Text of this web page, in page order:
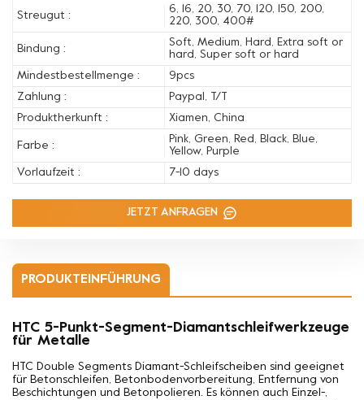
Streugut :
6, 16, 20, 30, 70, 120, 150, 200,
220, 300, 400#
Bindung :
Soft, Medium, Hard, Extra soft or
hard, Super soft or hard
Mindestbestellmenge :
9pcs
Zahlung :
Paypal, T/T
Produktherkunft :
Xiamen, China
Farbe :
Pink, Green, Red, Black, Blue,
Yellow, Purple
Vorlaufzeit :
7-10 days
JETZT ANFRAGEN
PRODUKTEINFÜHRUNG
HTC 5-Punkt-Segment-Diamantschleifwerkzeuge
für Metalle
HTC Double Segments Diamant-Schleifscheiben sind geeignet
für Betonschleifen, Betonbodenvorbereitung, Entfernung von
Beschichtungen und Betonpolieren. Es können auch Einzel-,